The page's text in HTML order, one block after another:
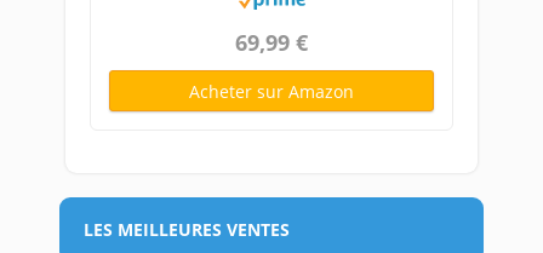
69,99 €
Acheter sur Amazon
LES MEILLEURES VENTES